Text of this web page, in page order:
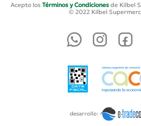
Acepto los Términos y Condiciones de Kilbel
© 2022 Kilbel
desarrollo: